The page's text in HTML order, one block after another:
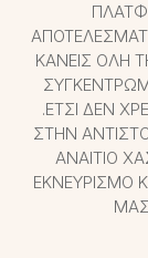
ΚΑΝΕΊΣ ΌΛΗ
.ΈΤΣΙ ΔΕΝ
ΣΤΗΝ
ΑΝΑΊΤΙΟ
ΕΚΝΕΥΡΙΣΜΌ